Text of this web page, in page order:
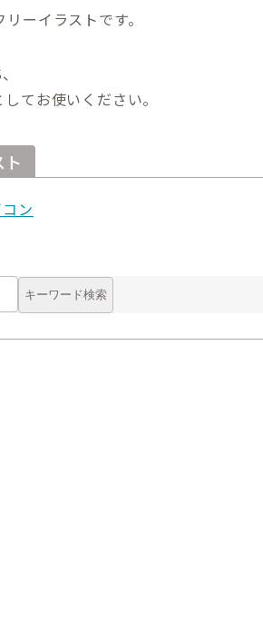
ーイラストです。
てお使いください。
ン